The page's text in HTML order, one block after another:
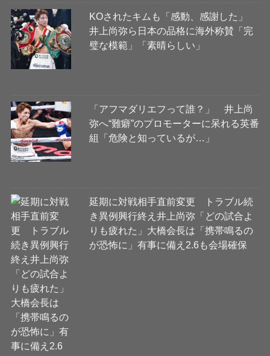
KOされたキムも「感動、感謝した」
井上尚弥ら日本の品格に海外称賛「完
璧な模範」「素晴らしい」
「アフマダリエフって誰？」 井上尚
弥へ“難癖”のプロモーターに呆れる英番
組「危険と知っているが…」
延期に対戦相手直前変更 トラブル続
き異例興行終え井上尚弥「どの試合よ
りも疲れた」大橋会長は「携帯鳴るの
が恐怖に」有事に備え2.6も会場確保